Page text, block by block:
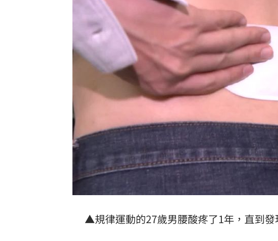
「拍片人的多重宇宙」職涯論壇9/12登場！
8國球員齊聚高雄 Formosa 7s掀足球熱潮 10:00
理想混蛋號召粉絲跨海追星吃美食！ 18:15
▲規律運動的27歲男腰酸疼了1年，直到發